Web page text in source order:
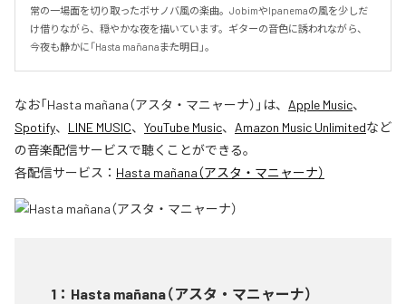
常の一場面を切り取ったボサノバ風の楽曲。JobimやIpanemaの風を少しだ
け借りながら、穏やかな夜を描いています。ギターの音色に誘われながら、
今夜も静かに「Hasta mañana――また明日」。
なお「Hasta mañana（アスタ・マニャーナ） 」は、 Apple Music、
Spotify、 LINE MUSIC、 YouTube Music、 Amazon Music Unlimitedなど
の音楽配信サービスで聴くことができる。
各配信サービス： Hasta mañana（アスタ・マニャーナ）
1 ： Hasta mañana（アスタ・マニャーナ）